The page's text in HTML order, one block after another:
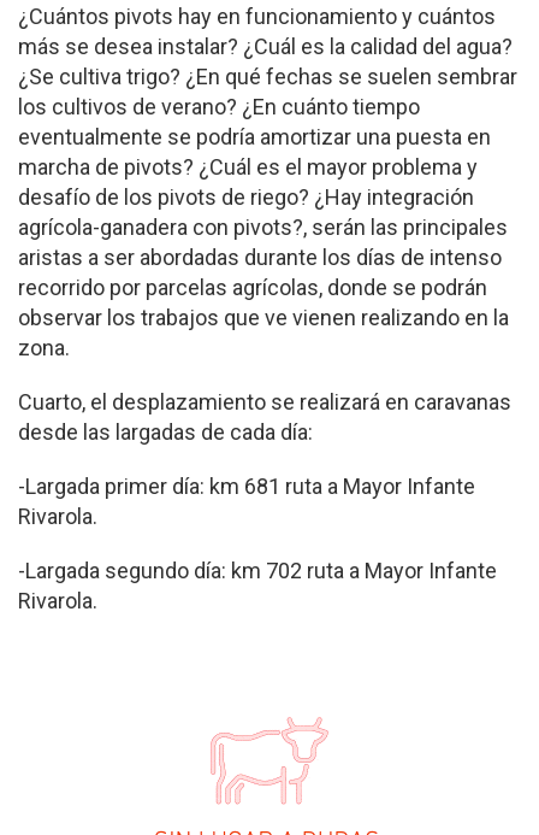
¿Cuántos pivots hay en funcionamiento y cuántos
más se desea instalar? ¿Cuál es la calidad del agua?
¿Se cultiva trigo? ¿En qué fechas se suelen sembrar
los cultivos de verano? ¿En cuánto tiempo
eventualmente se podría amortizar una puesta en
marcha de pivots? ¿Cuál es el mayor problema y
desafío de los pivots de riego? ¿Hay integración
agrícola-ganadera con pivots?, serán las principales
aristas a ser abordadas durante los días de intenso
recorrido por parcelas agrícolas, donde se podrán
observar los trabajos que ve vienen realizando en la
zona.
Cuarto, el desplazamiento se realizará en caravanas
desde las largadas de cada día:
-Largada primer día: km 681 ruta a Mayor Infante
Rivarola.
-Largada segundo día: km 702 ruta a Mayor Infante
Rivarola.